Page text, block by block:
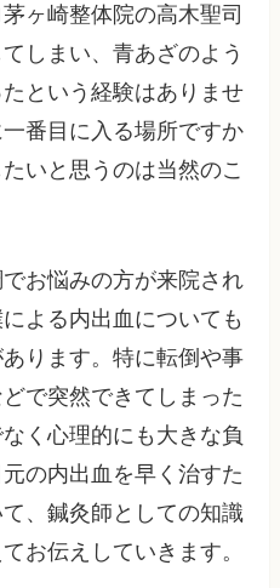
ヶ崎整体院の高木聖司
しまい、青あざのよう
という経験はありませ
番目に入る場所ですか
いと思うのは当然のこ
お悩みの方が来院され
よる内出血についても
ります。特に転倒や事
で突然できてしまった
く心理的にも大きな負
の内出血を早く治すた
、鍼灸師としての知識
お伝えしていきます。